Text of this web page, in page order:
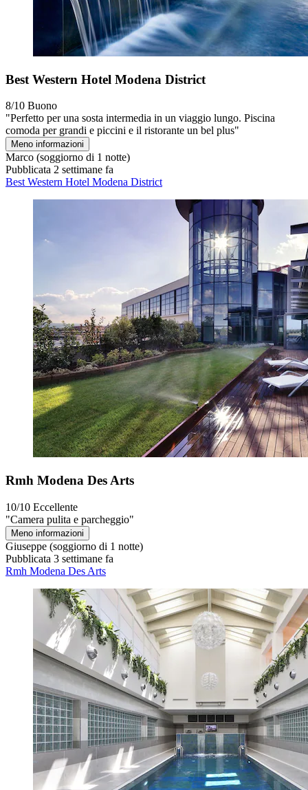
Best Western Hotel Modena District
8/10 Buono
"Perfetto per una sosta intermedia in un viaggio lungo. Piscina
comoda per grandi e piccini e il ristorante un bel plus"
Meno informazioni
Marco (soggiorno di 1 notte)
Pubblicata 2 settimane fa
Best Western Hotel Modena District
Rmh Modena Des Arts
10/10 Eccellente
"Camera pulita e parcheggio"
Meno informazioni
Giuseppe (soggiorno di 1 notte)
Pubblicata 3 settimane fa
Rmh Modena Des Arts